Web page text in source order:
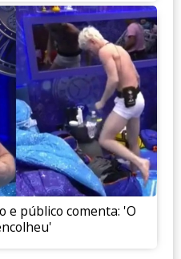
e público comenta: 'O